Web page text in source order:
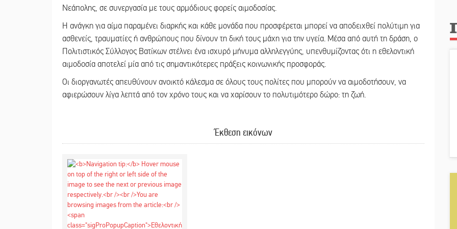
Νεάπολης, σε συνεργασία με τους αρμόδιους φορείς αιμοδοσίας.
Η ανάγκη για αίμα παραμένει διαρκής και κάθε μονάδα που προσφέρεται μπορεί να αποδειχθεί πολύτιμη για
ασθενείς, τραυματίες ή ανθρώπους που δίνουν τη δική τους μάχη για την υγεία. Μέσα από αυτή τη δράση, ο
Πολιτιστικός Σύλλογος Βατίκων στέλνει ένα ισχυρό μήνυμα αλληλεγγύης, υπενθυμίζοντας ότι η εθελοντική
αιμοδοσία αποτελεί μία από τις σημαντικότερες πράξεις κοινωνικής προσφοράς.
Οι διοργανωτές απευθύνουν ανοικτό κάλεσμα σε όλους τους πολίτες που μπορούν να αιμοδοτήσουν, να
αφιερώσουν λίγα λεπτά από τον χρόνο τους και να χαρίσουν το πολυτιμότερο δώρο: τη ζωή.
Έκθεση εικόνων